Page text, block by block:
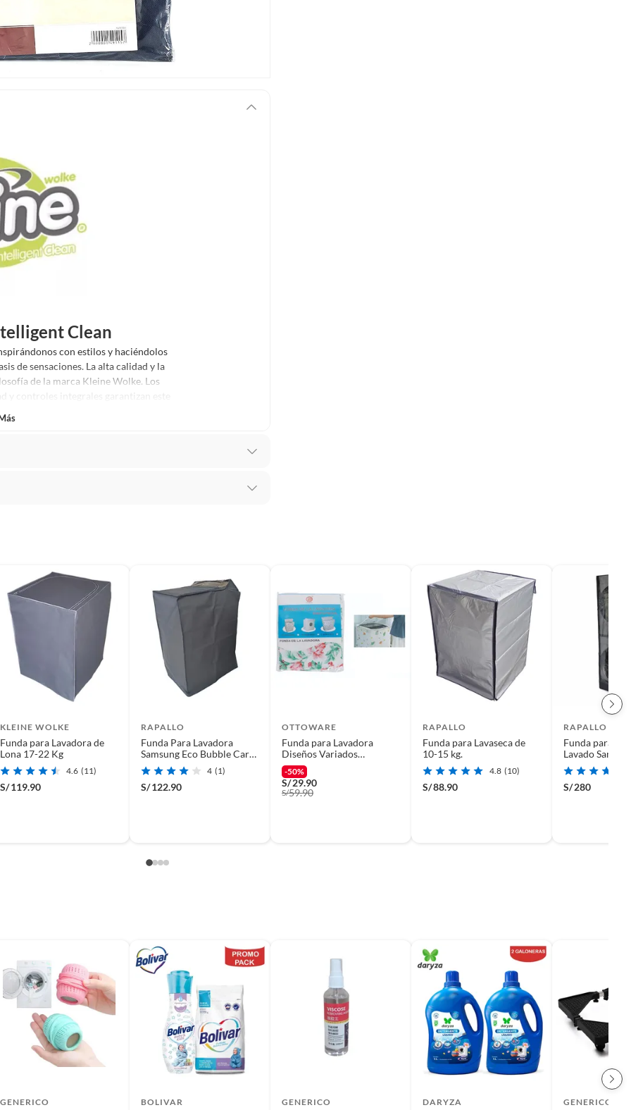
Clean
con estilos y haciéndolos
de sensaciones. La alta calidad y la
de la marca Kleine Wolke. Los
y controles integrales garantizan este
tenemos
categorías que cuentan con plazos
la naturaleza de los productos, no se pueden
tecnología, línea blanca, colchones, muebles,
sin uso y deberá contar con todos sus accesorios,
(sin rayas, piquetes, abolladuras, manchas,
KLEINE WOLKE
Funda para Lavadora de
Lona 17-22 Kg
4.6 (11)
S/119.90
RAPALLO
Funda Para Lavadora
Samsung Eco Bubble Carga
Superior
4 (1)
S/122.90
OTTOWARE
Funda para Lavadora
Diseños Variados
55X58X87
-50%
S/29.90
S/59.90
RAPALLO
Funda para Lavaseca de
10-15 kg.
4.8 (10)
S/88.90
RAPALLO
Funda para
Lavado
AI 25Kg17Kg
S/280
GENERICO BOLIVAR GENERICO DARYZA GENERICO